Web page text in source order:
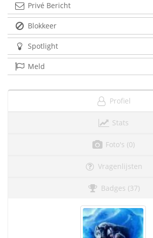
Privé Bericht
Blokkeer
Spotlight
Meld
Profiel
Stats
Foto's (0)
Vragenlijsten
Badges (37)